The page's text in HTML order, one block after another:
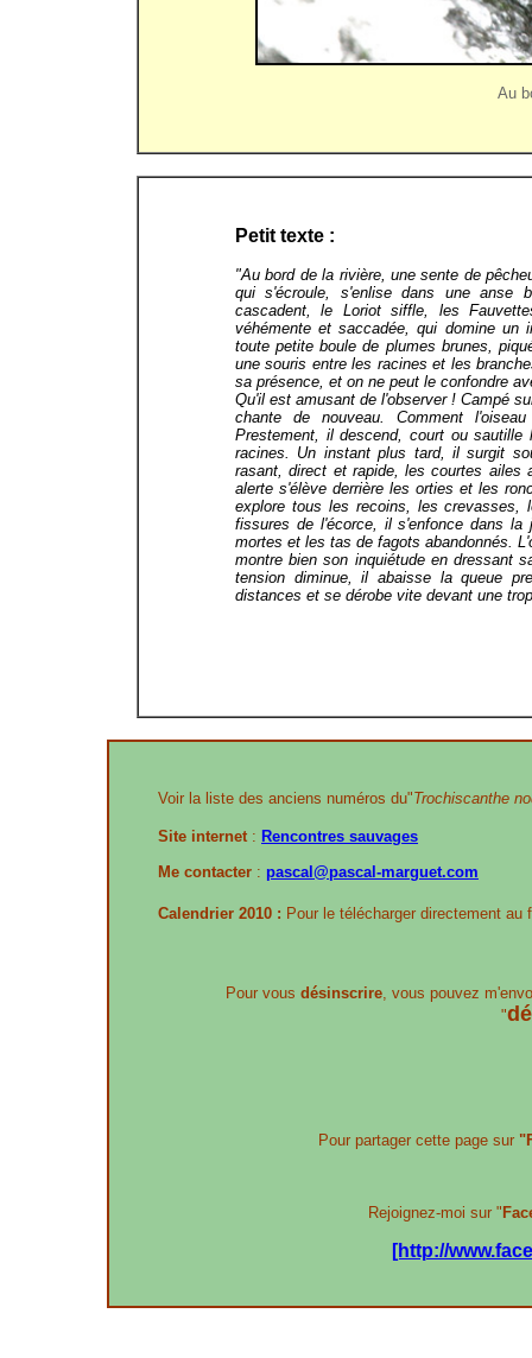
Au
Petit texte :
"Au bord de la rivière, une sente de
qui s'écroule, s'enlise dans une anse
cascadent, le Loriot siffle, les
véhémente et saccadée, qui domine
toute petite boule de plumes brunes,
une souris entre les racines et les
sa présence, et on ne peut le confondre
Qu'il est amusant de l'observer ! Campé
chante de nouveau. Comment
Prestement, il descend, court ou
racines. Un instant plus tard, il surgit
rasant, direct et rapide, les courtes ailes
alerte s'élève derrière les orties et les
explore tous les recoins, les
fissures de l'écorce, il s'enfonce dans
mortes et les tas de fagots abandonnés.
montre bien son inquiétude en dressant
tension diminue, il abaisse la queue
distances et se dérobe vite devant une
Voir la liste des anciens numéros du"Trochiscanthe
Site internet : Rencontres sauvages
Me contacter : pascal@pascal-marguet.com
Calendrier 2010 : Pour le télécharger directement au
Pour vous désinscrire, vous pouvez
"
Pour partager cette page sur
Rejoignez-moi sur "
[http://